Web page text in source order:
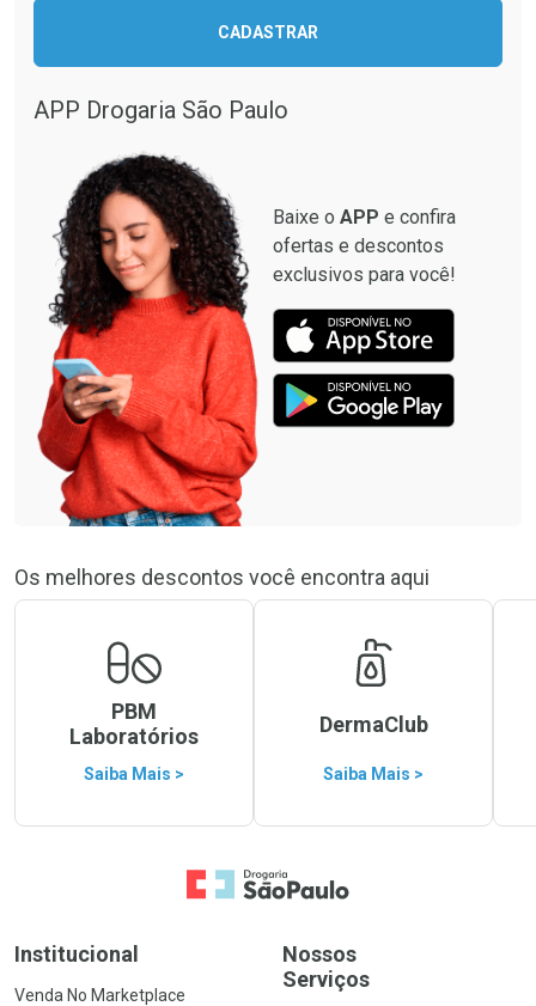
CADASTRAR
APP Drogaria São Paulo
Baixe o APP e confira
ofertas e descontos
exclusivos para você!
Os melhores descontos você encontra aqui
PBM
Laboratórios
Saiba Mais >
DermaClub
Saiba Mais >
Ir para a Home
Institucional
Venda No Marketplace
Nossos
Serviços